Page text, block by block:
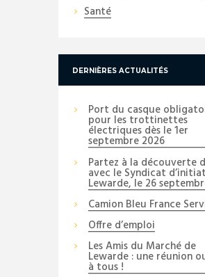
Santé
DERNIÈRES ACTUALITÉS
Port du casque
pour les trottinettes
électriques dès le 1er
septembre 2026
Partez à la découverte
avec le Syndicat
Lewarde, le 26
Camion Bleu France
Offre d’emploi
Les Amis du Marché de
Lewarde : une réunion
à tous !